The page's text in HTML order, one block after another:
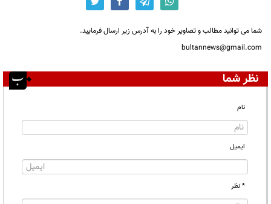
شما می توانید مطالب و تصاویر خود را به آدرس زیر ارسال فرمایید.
bultannews@gmail.com
نظر شما
نام
ایمیل
* نظر